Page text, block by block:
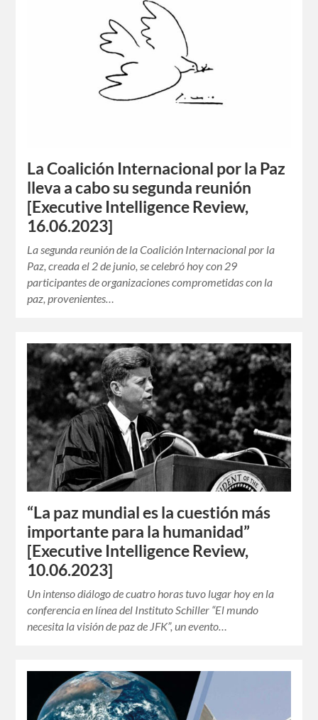
La Coalición Internacional por la Paz
lleva a cabo su segunda reunión
[Executive Intelligence Review,
16.06.2023]
La segunda reunión de la Coalición Internacional por la
Paz, creada el 2 de junio, se celebró hoy con 29
participantes de organizaciones comprometidas con la
paz, provenientes…
“La paz mundial es la cuestión más
importante para la humanidad”
[Executive Intelligence Review,
10.06.2023]
Un intenso diálogo de cuatro horas tuvo lugar hoy en la
conferencia en línea del Instituto Schiller “El mundo
necesita la visión de paz de JFK”, un evento…